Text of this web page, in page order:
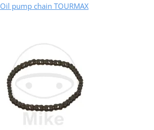
Oil pump chain TOURMAX